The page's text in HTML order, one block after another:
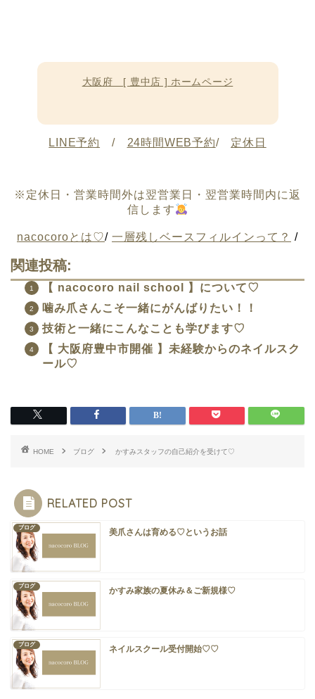
大阪府 [ 豊中店 ] ホームページ
LINE予約 / 24時間WEB予約/ 定休日
※定休日・営業時間外は翌営業日・翌営業時間内に返
信します
nacocoroとは♡/ 一層残しベースフィルインって？ /
関連投稿:
【 nacocoro nail school 】について♡
噛み爪さんこそ一緒にがんばりたい！！
技術と一緒にこんなことも学びます♡
【 大阪府豊中市開催 】未経験からのネイルスク
ール♡
HOME ブログ かすみスタッフの自己紹介を受けて♡
RELATED POST
ブログ 美爪さんは育める♡というお話
ブログ かすみ家族の夏休み＆ご新規様♡
ブログ ネイルスクール受付開始♡♡